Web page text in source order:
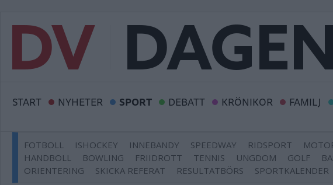
START NYHETER SPORT DEBATT KRÖNIKOR FAMILJ
FOTBOLL ISHOCKEY INNEBANDY SPEEDWAY RIDSPORT
HANDBOLL
BOWLING FRIIDROTT TENNIS UNGDOM GOLF
ORIENTERING
SKICKA REFERAT RESULTATBÖRS SPORTKALENDER